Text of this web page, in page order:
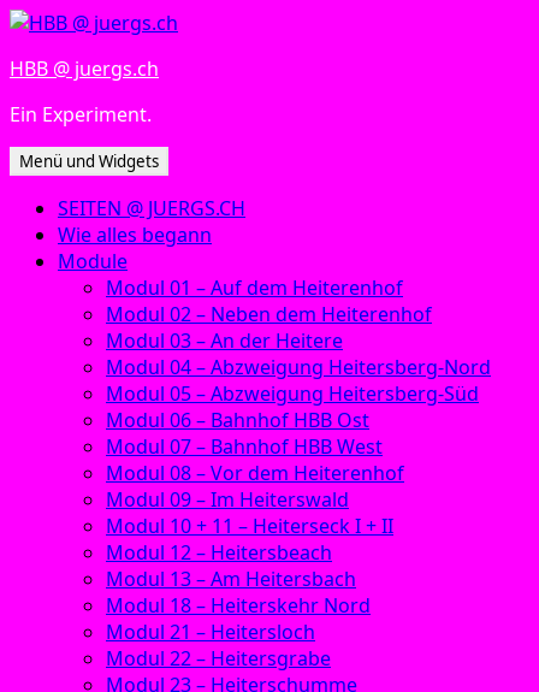
Zum
springen
HBB @ juergs.ch
Ein Experiment.
Menü und Widgets
SEITEN @ JUERGS.CH
Wie alles begann
Module
Modul 01 – Auf dem Heiterenhof
Modul 02 – Neben dem Heiterenhof
Modul 03 – An der Heitere
Modul 04 – Abzweigung Heitersberg-Nord
Modul 05 – Abzweigung Heitersberg-Süd
Modul 06 – Bahnhof HBB Ost
Modul 07 – Bahnhof HBB West
Modul 08 – Vor dem Heiterenhof
Modul 09 – Im Heiterswald
Modul 10 + 11 – Heiterseck I + II
Modul 12 – Heitersbeach
Modul 13 – Am Heitersbach
Modul 18 – Heiterskehr Nord
Modul 21 – Heitersloch
Modul 22 – Heitersgrabe
Modul 23 – Heiterschumme